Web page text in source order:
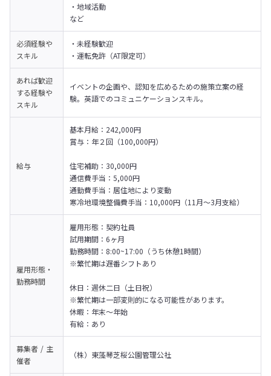
・地域活動
など
必須経験や
スキル
・未経験歓迎
・運転免許（AT限定可）
あれば歓迎
する経験や
スキル
イベントの企画や、認知を広めるための施策立案の経
験。英語でのコミュニケーションスキル。
給与
基本月給：242,000円
賞与：年２回（100,000円）
住宅補助：30,000円
通信費手当：5,000円
通勤費手当：居住地により変動
寒冷地環境整備費手当：10,000円（11月〜3月支給）
雇用形態・
勤務時間
雇用形態：契約社員
試用期間：6ヶ月
勤務時間：8:00~17:00（うち休憩1時間）
※繁忙期は遅番シフトあり
休日：週休二日（土日祝）
※繁忙期は一部変則的になる可能性があります。
休暇：年末〜年始
有給：あり
募集者 / 主
催者
（株）東藻琴芝桜公園管理公社